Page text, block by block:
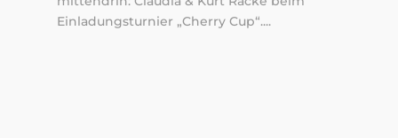
Einladungsturnier „Cherry Cup“....